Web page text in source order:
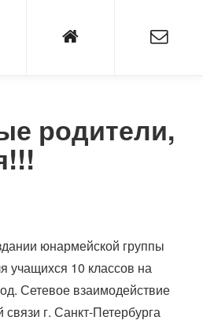
родители,
юнармейской группы
учащихся 10 классов на
Сетевое взаимодействие
г. Санкт-Петербурга